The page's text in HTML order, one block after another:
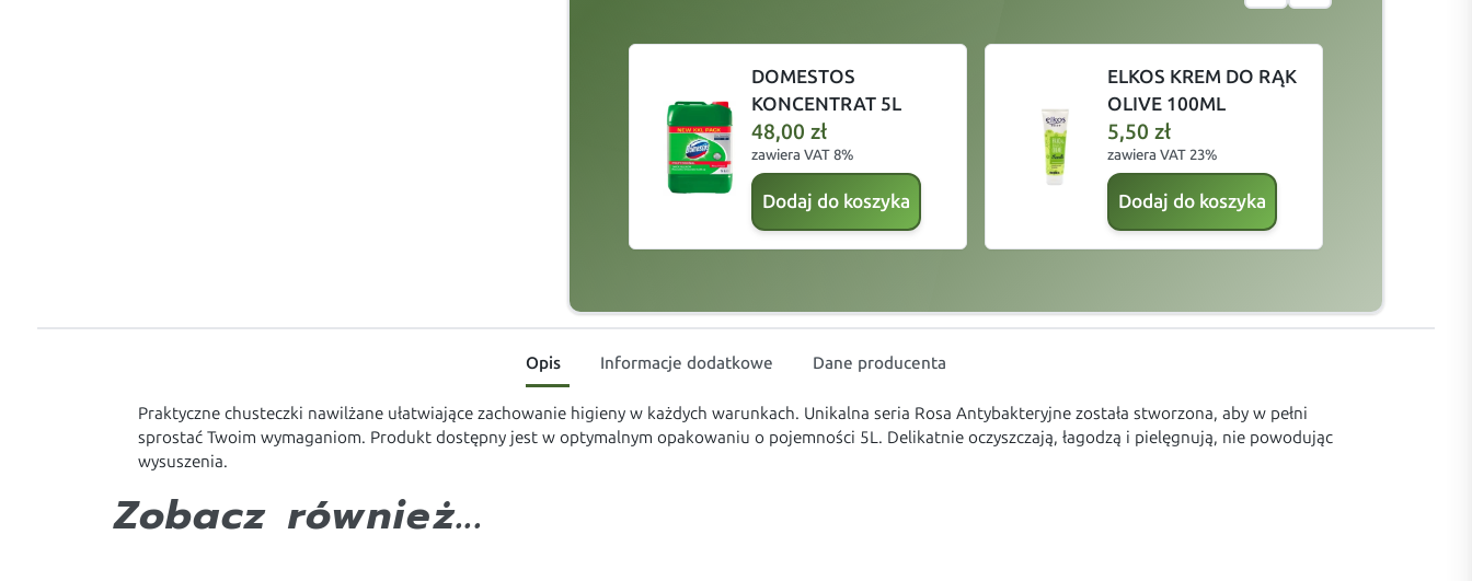
slide
DOMESTOS
KONCENTRAT 5L
48,00zł
zawiera VAT 8%
Dodaj do koszyka
ELKOS KREM DO RĄK
OLIVE 100ML
5,50 zł
zawiera VAT 23%
Dodaj do koszyka
Opis Informacje dodatkowe Dane producenta
Praktyczne chusteczki nawilżane ułatwiające zachowanie higieny w każdych warunkach. Unikalna seria Rosa Antybakteryjne została stworzona, aby w pełni
sprostać Twoim wymaganiom. Produkt dostępny jest w optymalnym opakowaniu o pojemności 5L. Delikatnie oczyszczają, łagodzą i pielęgnują, nie powodując
wysuszenia.
Zobacz również...